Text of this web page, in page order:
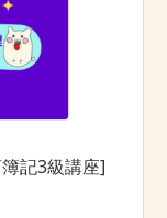
記3級講座]